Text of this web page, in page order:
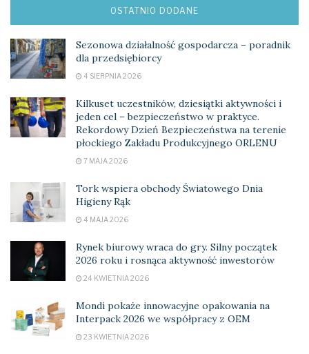
OSTATNIO DODANE
Sezonowa działalność gospodarcza – poradnik
dla przedsiębiorcy
4 SIERPNIA 2026
Kilkuset uczestników, dziesiątki aktywności i
jeden cel – bezpieczeństwo w praktyce.
Rekordowy Dzień Bezpieczeństwa na terenie
płockiego Zakładu Produkcyjnego ORLENU
7 MAJA 2026
Tork wspiera obchody Światowego Dnia
Higieny Rąk
4 MAJA 2026
Rynek biurowy wraca do gry. Silny początek
2026 roku i rosnąca aktywność inwestorów
24 KWIETNIA 2026
Mondi pokaże innowacyjne opakowania na
Interpack 2026 we współpracy z OEM
23 KWIETNIA 2026